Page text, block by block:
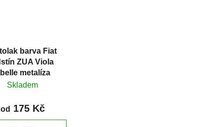
barva Fiat
ZUA Viola
metalíza
Skladem
od 175 Kč